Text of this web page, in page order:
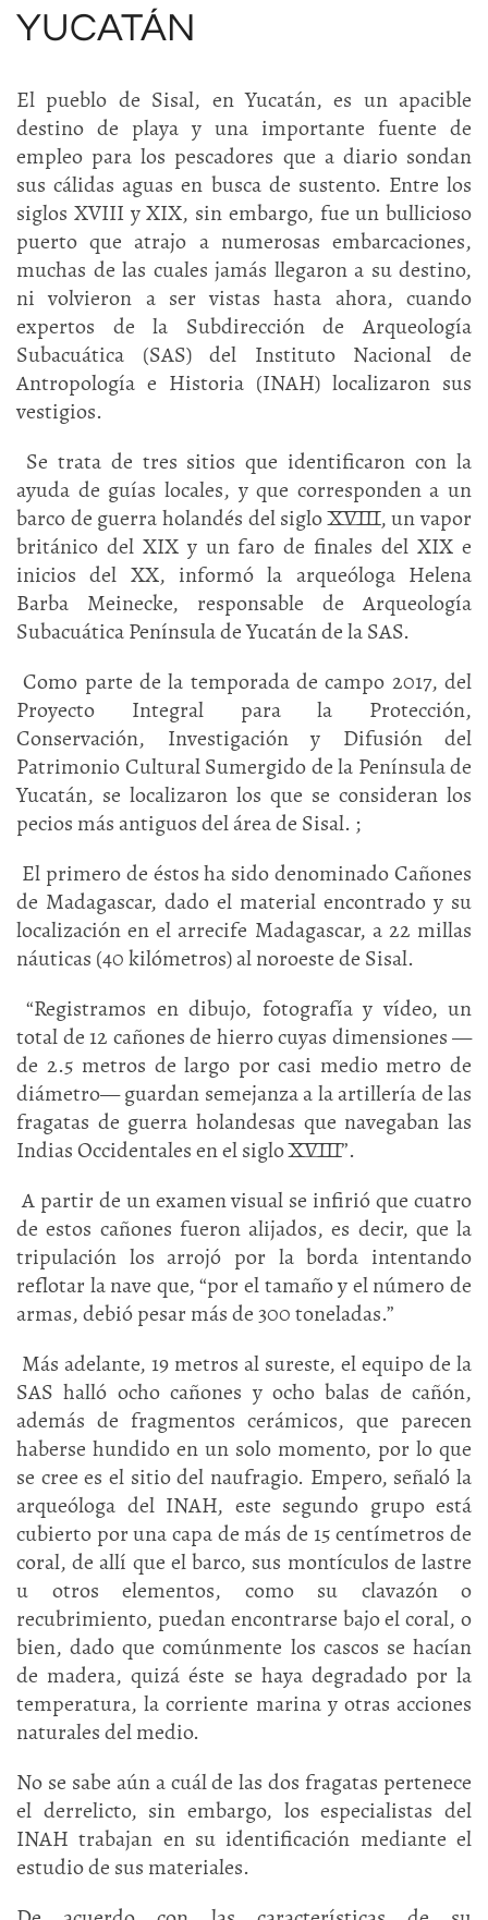
YUCATÁN
El pueblo de Sisal, en Yucatán, es un apacible
destino de playa y una importante fuente de
empleo para los pescadores que a diario sondan
sus cálidas aguas en busca de sustento. Entre los
siglos XVIII y XIX, sin embargo, fue un bullicioso
puerto que atrajo a numerosas embarcaciones,
muchas de las cuales jamás llegaron a su destino,
ni volvieron a ser vistas hasta ahora, cuando
expertos de la Subdirección de Arqueología
Subacuática (SAS) del Instituto Nacional de
Antropología e Historia (INAH) localizaron sus
vestigios.
Se trata de tres sitios que identificaron con la
ayuda de guías locales, y que corresponden a un
barco de guerra holandés del siglo XVIII, un vapor
británico del XIX y un faro de finales del XIX e
inicios del XX, informó la arqueóloga Helena
Barba Meinecke, responsable de Arqueología
Subacuática Península de Yucatán de la SAS.
Como parte de la temporada de campo 2017, del
Proyecto Integral para la Protección,
Conservación, Investigación y Difusión del
Patrimonio Cultural Sumergido de la Península de
Yucatán, se localizaron los que se consideran los
pecios más antiguos del área de Sisal. ;
El primero de éstos ha sido denominado Cañones
de Madagascar, dado el material encontrado y su
localización en el arrecife Madagascar, a 22 millas
náuticas (40 kilómetros) al noroeste de Sisal.
“Registramos en dibujo, fotografía y vídeo, un
total de 12 cañones de hierro cuyas dimensiones —
de 2.5 metros de largo por casi medio metro de
diámetro— guardan semejanza a la artillería de las
fragatas de guerra holandesas que navegaban las
Indias Occidentales en el siglo XVIII”.
A partir de un examen visual se infirió que cuatro
de estos cañones fueron alijados, es decir, que la
tripulación los arrojó por la borda intentando
reflotar la nave que, “por el tamaño y el número de
armas, debió pesar más de 300 toneladas.”
Más adelante, 19 metros al sureste, el equipo de la
SAS halló ocho cañones y ocho balas de cañón,
además de fragmentos cerámicos, que parecen
haberse hundido en un solo momento, por lo que
se cree es el sitio del naufragio. Empero, señaló la
arqueóloga del INAH, este segundo grupo está
cubierto por una capa de más de 15 centímetros de
coral, de allí que el barco, sus montículos de lastre
u otros elementos, como su clavazón o
recubrimiento, puedan encontrarse bajo el coral, o
bien, dado que comúnmente los cascos se hacían
de madera, quizá éste se haya degradado por la
temperatura, la corriente marina y otras acciones
naturales del medio.
No se sabe aún a cuál de las dos fragatas pertenece
el derrelicto, sin embargo, los especialistas del
INAH trabajan en su identificación mediante el
estudio de sus materiales.